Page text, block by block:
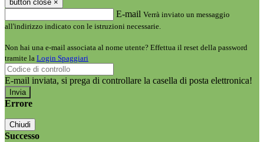
button close ×
E-mail Verrà inviato un messaggio
all'indirizzo indicato con le istruzioni necessarie.
Non hai una e-mail associata al nome utente? Effettua il reset della password
tramite la Login Spaggiari
E-mail inviata, si prega di controllare la casella di posta elettronica!
Errore
Chiudi
Successo